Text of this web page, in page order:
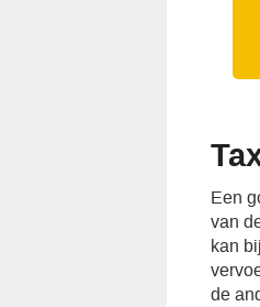
Een
van
kan
de